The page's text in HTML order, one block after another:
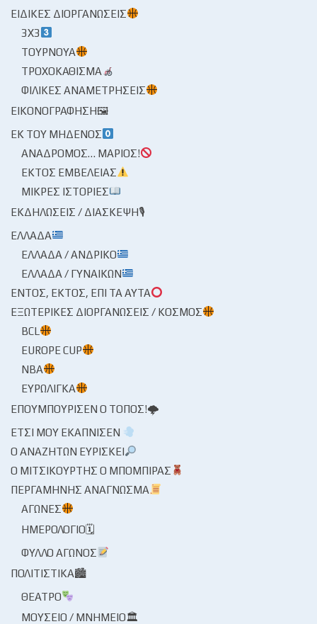
ΕΙΔΙΚΈΣ ΔΙΟΡΓΑΝΏΣΕΙΣ
3X3
ΤΟΥΡΝΟΥΆ
ΤΡΟΧΟΚΆΘΙΣΜΑ
ΦΙΛΙΚΈΣ ΑΝΑΜΕΤΡΉΣΕΙΣ
ΕΙΚΟΝΟΓΡΆΦΗΣΗ🖼
ΕΚ ΤΟΥ ΜΗΔΕΝΌΣ
ΑΝΆΔΡΟΜΟΣ… ΜΆΡΙΟΣ!
ΕΚΤΌΣ ΕΜΒΈΛΕΙΑΣ
ΜΙΚΡΈΣ ΙΣΤΟΡΊΕΣ
ΕΚΔΗΛΏΣΕΙΣ / ΔΙΆΣΚΕΨΗ🎙
ΕΛΛΆΔΑ
ΕΛΛΆΔΑ / ΑΝΔΡΙΚΌ
ΕΛΛΆΔΑ / ΓΥΝΑΙΚΏΝ
ΕΝΤΌΣ, ΕΚΤΌΣ, ΕΠΊ ΤΑ ΑΥΤΆ
ΕΞΩΤΕΡΙΚΈΣ ΔΙΟΡΓΑΝΏΣΕΙΣ / ΚΌΣΜΟΣ
BCL
EUROPE CUP
NBA
ΕΥΡΩΛΊΓΚΑ
ΕΠΟΥΜΠΟΎΡΙΣΕΝ Ο ΤΌΠΟΣ!🌩
ΈΤΣΙ ΜΟΥ ΕΚΆΠΝΙΣΕΝ
Ο ΑΝΑΖΗΤΏΝ ΕΥΡΊΣΚΕΙ
Ο ΜΙΤΣΙΚΟΥΡΤΉΣ Ο ΜΠΌΜΠΙΡΑΣ
ΠΕΡΓΑΜΗΝΉΣ ΑΝΆΓΝΩΣΜΑ
ΑΓΏΝΕΣ
ΗΜΕΡΟΛΌΓΙΟ🗓
ΦΎΛΛΟ ΑΓΏΝΟΣ
ΠΟΛΙΤΙΣΤΙΚΆ🏙
ΘΈΑΤΡΟ
ΜΟΥΣΕΊΟ / ΜΝΗΜΕΊΟ🏛